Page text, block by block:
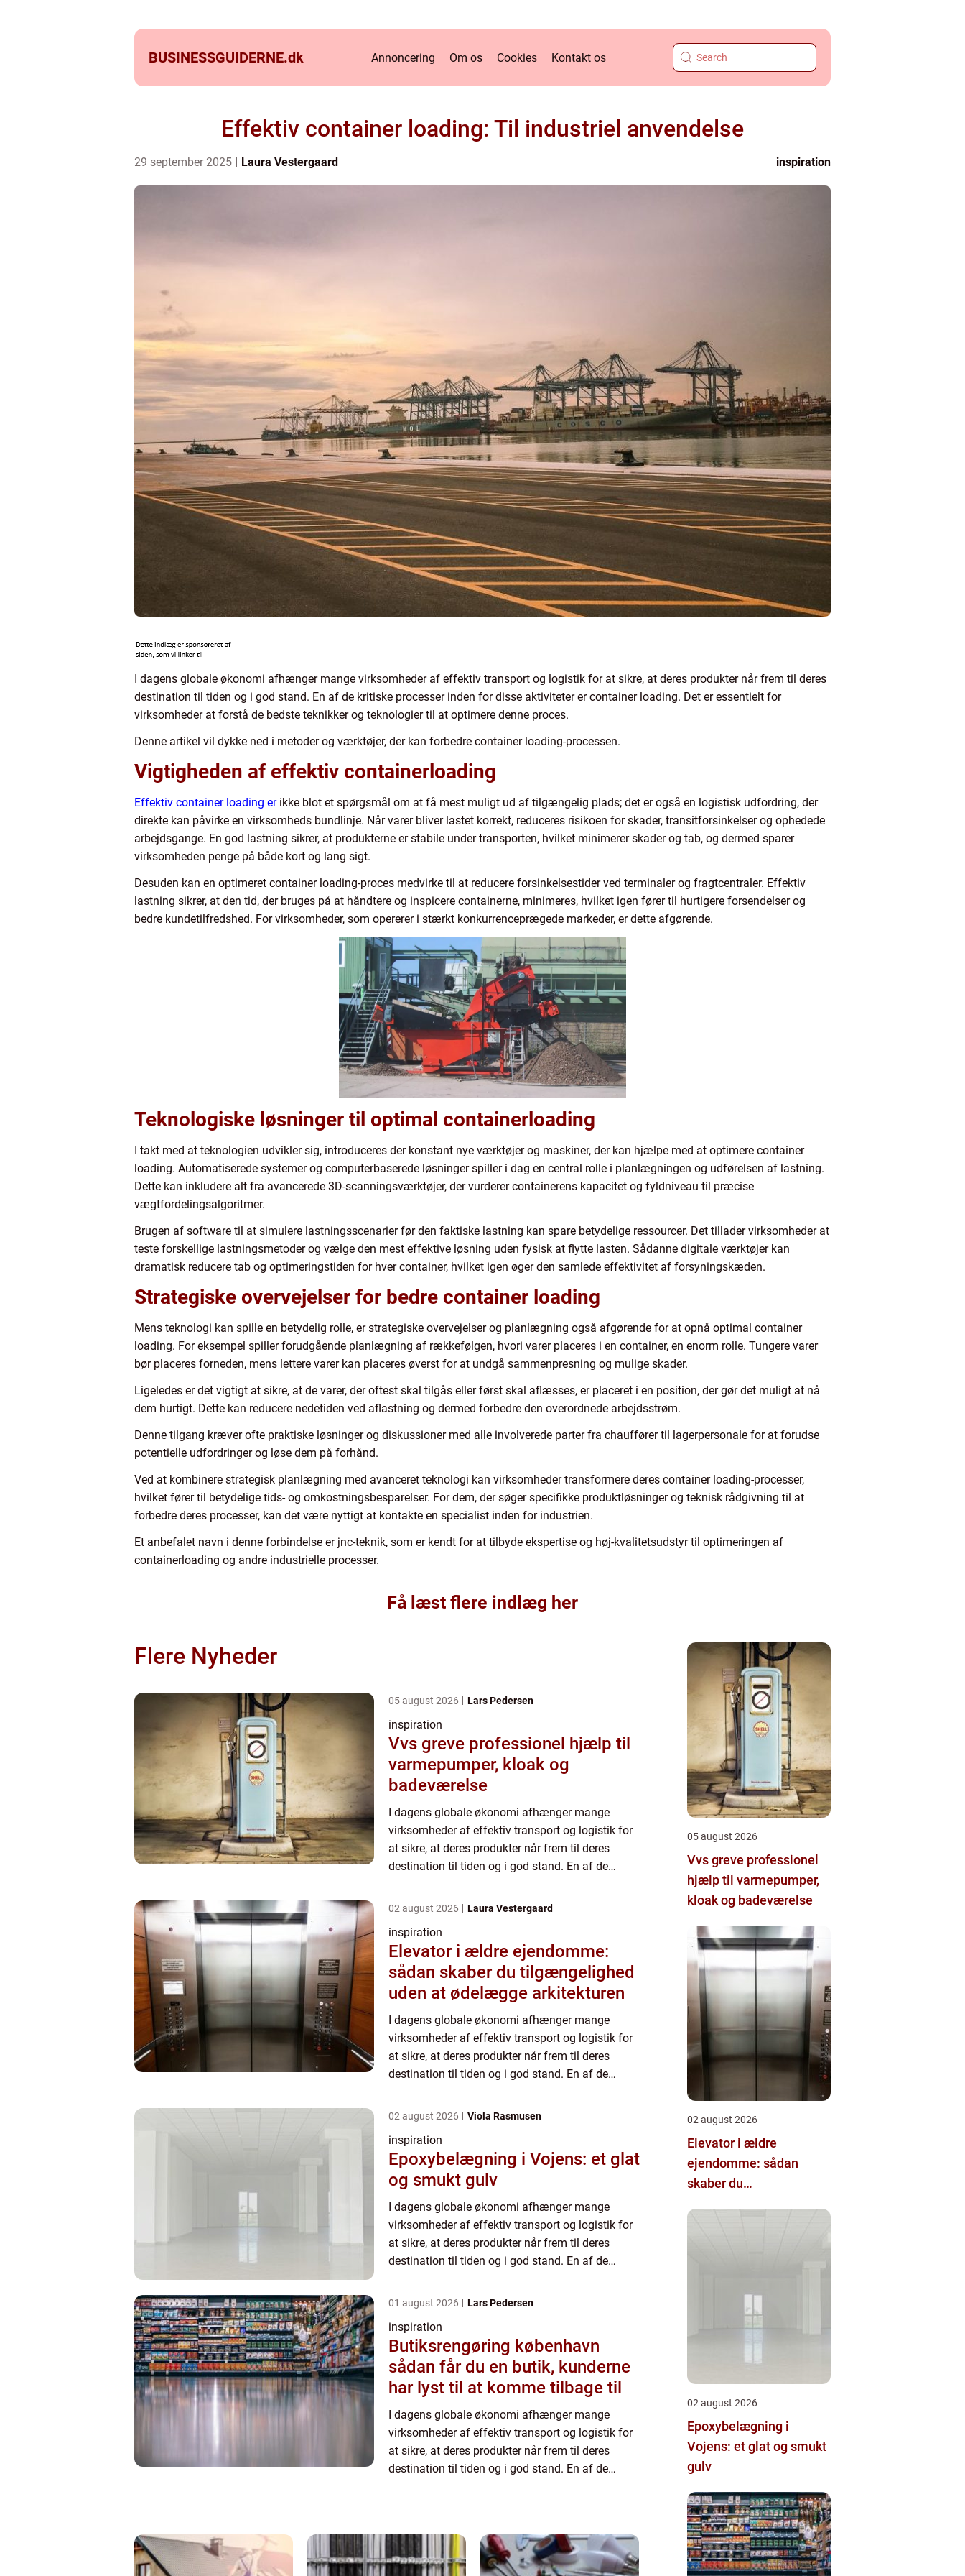
BUSINESSGUIDERNE.dk Annoncering Om os Cookies Kontakt os
Effektiv container loading: Til industriel anvendelse
29 september 2025 Laura Vestergaard inspiration
I dagens globale økonomi afhænger mange virksomheder af effektiv transport og logistik for at sikre, at deres produkter når frem til deres
destination til tiden og i god stand. En af de kritiske processer inden for disse aktiviteter er container loading. Det er essentielt for
virksomheder at forstå de bedste teknikker og teknologier til at optimere denne proces.
Denne artikel vil dykke ned i metoder og værktøjer, der kan forbedre container loading-processen.
Vigtigheden af effektiv containerloading
Effektiv container loading erikke blot et spørgsmål om at få mest muligt ud af tilgængelig plads; det er også en logistisk udfordring, der
direkte kan påvirke en virksomheds bundlinje. Når varer bliver lastet korrekt, reduceres risikoen for skader, transitforsinkelser og ophedede
arbejdsgange. En god lastning sikrer, at produkterne er stabile under transporten, hvilket minimerer skader og tab, og dermed sparer
virksomheden penge på både kort og lang sigt.
Desuden kan en optimeret container loading-proces medvirke til at reducere forsinkelsestider ved terminaler og fragtcentraler. Effektiv
lastning sikrer, at den tid, der bruges på at håndtere og inspicere containerne, minimeres, hvilket igen fører til hurtigere forsendelser og
bedre kundetilfredshed. For virksomheder, som opererer i stærkt konkurrenceprægede markeder, er dette afgørende.
Teknologiske løsninger til optimal containerloading
I takt med at teknologien udvikler sig, introduceres der konstant nye værktøjer og maskiner, der kan hjælpe med at optimere container
loading. Automatiserede systemer og computerbaserede løsninger spiller i dag en central rolle i planlægningen og udførelsen af lastning.
Dette kan inkludere alt fra avancerede 3D-scanningsværktøjer, der vurderer containerens kapacitet og fyldniveau til præcise
vægtfordelingsalgoritmer.
Brugen af software til at simulere lastningsscenarier før den faktiske lastning kan spare betydelige ressourcer. Det tillader virksomheder at
teste forskellige lastningsmetoder og vælge den mest effektive løsning uden fysisk at flytte lasten. Sådanne digitale værktøjer kan
dramatisk reducere tab og optimeringstiden for hver container, hvilket igen øger den samlede effektivitet af forsyningskæden.
Strategiske overvejelser for bedre container loading
Mens teknologi kan spille en betydelig rolle, er strategiske overvejelser og planlægning også afgørende for at opnå optimal container
loading. For eksempel spiller forudgående planlægning af rækkefølgen, hvori varer placeres i en container, en enorm rolle. Tungere varer
bør placeres forneden, mens lettere varer kan placeres øverst for at undgå sammenpresning og mulige skader.
Ligeledes er det vigtigt at sikre, at de varer, der oftest skal tilgås eller først skal aflæsses, er placeret i en position, der gør det muligt at nå
dem hurtigt. Dette kan reducere nedetiden ved aflastning og dermed forbedre den overordnede arbejdsstrøm.
Denne tilgang kræver ofte praktiske løsninger og diskussioner med alle involverede parter fra chauffører til lagerpersonale for at forudse
potentielle udfordringer og løse dem på forhånd.
Ved at kombinere strategisk planlægning med avanceret teknologi kan virksomheder transformere deres container loading-processer,
hvilket fører til betydelige tids- og omkostningsbesparelser. For dem, der søger specifikke produktløsninger og teknisk rådgivning til at
forbedre deres processer, kan det være nyttigt at kontakte en specialist inden for industrien.
Et anbefalet navn i denne forbindelse er jnc-teknik, som er kendt for at tilbyde ekspertise og høj-kvalitetsudstyr til optimeringen af
containerloading og andre industrielle processer.
Få læst flere indlæg her
Flere Nyheder
05 august 2026 Lars Pedersen
inspiration
Vvs greve professionel hjælp til
varmepumper, kloak og
badeværelse
I dagens globale økonomi afhænger mange
virksomheder af effektiv transport og logistik for
at sikre, at deres produkter når frem til deres
destination til tiden og i god stand. En af de
02 august 2026 Laura Vestergaard
inspiration
Elevator i ældre ejendomme:
sådan skaber du tilgængelighed
uden at ødelægge arkitekturen
I dagens globale økonomi afhænger mange
virksomheder af effektiv transport og logistik for
at sikre, at deres produkter når frem til deres
destination til tiden og i god stand. En af de
02 august 2026 Viola Rasmusen
inspiration
Epoxybelægning i Vojens: et glat
og smukt gulv
I dagens globale økonomi afhænger mange
virksomheder af effektiv transport og logistik for
at sikre, at deres produkter når frem til deres
destination til tiden og i god stand. En af de
01 august 2026 Lars Pedersen
inspiration
Butiksrengøring københavn
sådan får du en butik, kunderne
har lyst til at komme tilbage til
I dagens globale økonomi afhænger mange
virksomheder af effektiv transport og logistik for
at sikre, at deres produkter når frem til deres
destination til tiden og i god stand. En af de
05 august 2026
Vvs greve professionel
hjælp til varmepumper,
kloak og badeværelse
02 august 2026
Elevator i ældre
ejendomme: sådan
skaber du
02 august 2026
Epoxybelægning i
Vojens: et glat og smukt
gulv